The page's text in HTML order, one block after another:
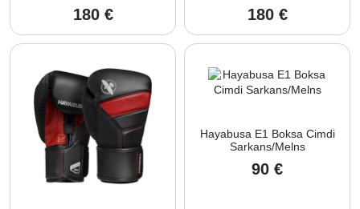
180 € 180 €
Hayabusa E1 Boksa Cimdi
Sarkans/Melns
90 €